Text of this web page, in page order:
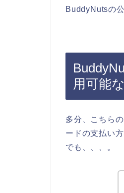
BuddyNutsの
用可能
多分、こちら
ードの支払い
でも、、、。